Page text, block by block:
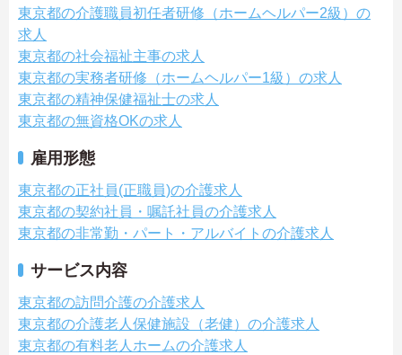
東京都の介護職員初任者研修（ホームヘルパー2級）の
求人
東京都の社会福祉主事の求人
東京都の実務者研修（ホームヘルパー1級）の求人
東京都の精神保健福祉士の求人
東京都の無資格OKの求人
雇用形態
東京都の正社員(正職員)の介護求人
東京都の契約社員・嘱託社員の介護求人
東京都の非常勤・パート・アルバイトの介護求人
サービス内容
東京都の訪問介護の介護求人
東京都の介護老人保健施設（老健）の介護求人
東京都の有料老人ホームの介護求人